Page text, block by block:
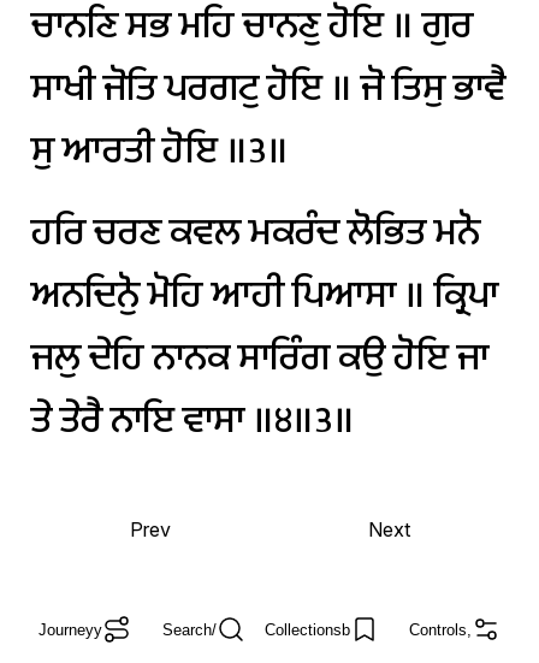
ਚਾਨਣਿਸਭਮਹਿਚਾਨਣੁਹੋਇ॥ਗੁਰ
ਸਾਖੀਜੋਤਿਪਰਗਟੁਹੋਇ॥ਜੋਤਿਸੁਭਾਵੈ
ਸੁਆਰਤੀਹੋਇ॥੩॥
ਹਰਿਚਰਣਕਵਲਮਕਰੰਦਲੋਭਿਤਮਨੋ
ਅਨਦਿਨੋੁਮੋਹਿਆਹੀਪਿਆਸਾ॥ਕ੍ਰਿਪਾ
ਜਲੁਦੇਹਿਨਾਨਕਸਾਰਿੰਗਕਉਹੋਇਜਾ
ਤੇਤੇਰੈਨਾਇਵਾਸਾ॥੪॥੩॥
Prev Next
Journeyy Search/ Collectionsb Controls